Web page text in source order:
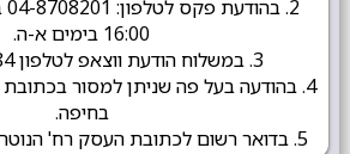
16:00 בימים א-ה.
3. במשלוח הודעת ווצאפ לטלפון 052-6482084
בחיפה.
5. בדואר רשום לכתובת העסק רח' הנוטר 4 חיפה 2630710.